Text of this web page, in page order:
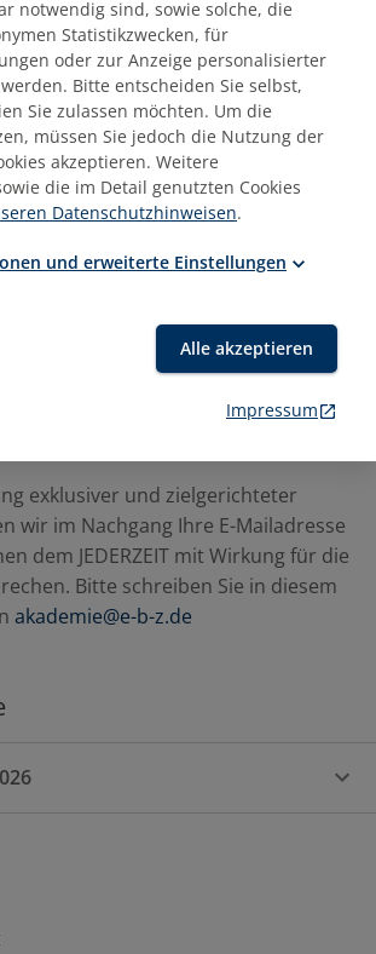
exklusiver und zielgerichteter
wir im Nachgang Ihre E-Mailadresse
dem JEDERZEIT mit Wirkung für die
Bitte schreiben Sie in diesem
akademie@e-b-z.de
notwendig sind, sowie solche, die
Statistikzwecken, für
oder zur Anzeige personalisierter
Bitte entscheiden Sie selbst,
Sie zulassen möchten. Um die
müssen Sie jedoch die Nutzung der
akzeptieren. Weitere
die im Detail genutzten Cookies
Datenschutzhinweisen.
und erweiterte Einstellungen
Alle akzeptieren
Impressum